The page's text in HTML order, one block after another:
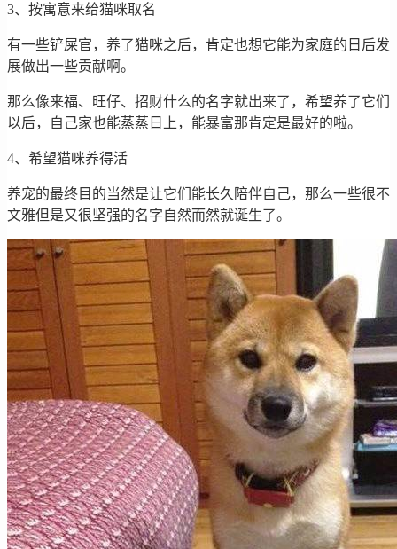
3、按寓意来给猫咪取名
有一些铲屎官，养了猫咪之后，肯定也想它能为家庭的日后发
展做出一些贡献啊。
那么像来福、旺仔、招财什么的名字就出来了，希望养了它们
以后，自己家也能蒸蒸日上，能暴富那肯定是最好的啦。
4、希望猫咪养得活
养宠的最终目的当然是让它们能长久陪伴自己，那么一些很不
文雅但是又很坚强的名字自然而然就诞生了。